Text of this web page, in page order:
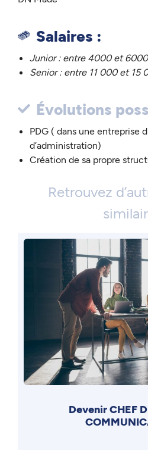
Salaires :
Junior: entre 4000 et
Senior: entre 11 000 et 15
Évolutions
PDG ( dans une entreprise
d’administration)
Création de sa propre
Retrouvez
Devenir CHEF